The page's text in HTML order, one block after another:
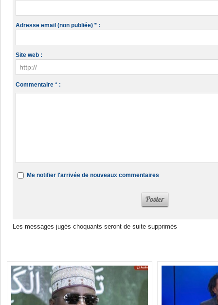
Adresse email (non publiée) * :
Site web :
Commentaire * :
Me notifier l'arrivée de nouveaux commentaires
Les messages jugés choquants seront de suite supprimés